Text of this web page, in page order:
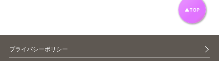
プライバシーポリシー